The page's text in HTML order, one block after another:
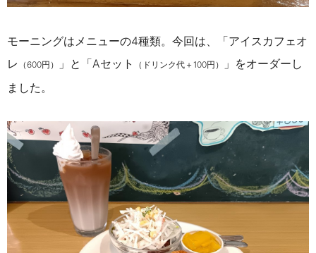
モーニングはメニューの4種類。今回は、「アイスカフェオ
レ （600円） 」と「Aセット （ドリンク代＋100円）
」をオーダーし
ました。